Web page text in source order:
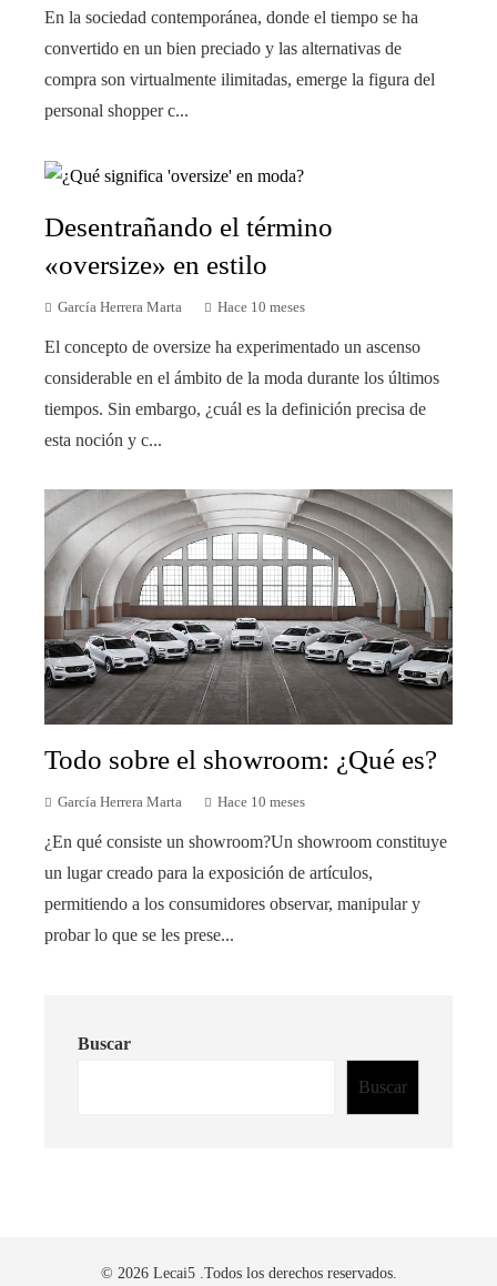
En la sociedad contemporánea, donde el tiempo se ha
convertido en un bien preciado y las alternativas de
compra son virtualmente ilimitadas, emerge la figura del
personal shopper c...
Desentrañando el término
«oversize» en estilo
García Herrera Marta Hace 10 meses
El concepto de oversize ha experimentado un ascenso
considerable en el ámbito de la moda durante los últimos
tiempos. Sin embargo, ¿cuál es la definición precisa de
esta noción y c...
Todo sobre el showroom: ¿Qué es?
García Herrera Marta Hace 10 meses
¿En qué consiste un showroom?Un showroom constituye
un lugar creado para la exposición de artículos,
permitiendo a los consumidores observar, manipular y
probar lo que se les prese...
Buscar
Buscar
© 2026 Lecai5 .Todos los derechos reservados.